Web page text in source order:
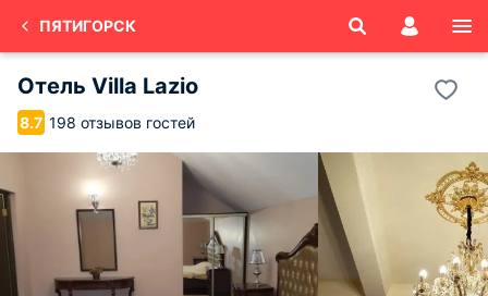
ПЯТИГОРСК
Отель Villa Lazio
8.7 198 отзывов гостей